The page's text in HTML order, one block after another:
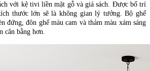
với kệ tivi liền mặt gỗ và giá sách. Được bố trí
thước lớn sẽ là không gian lý tưởng. Bộ ghế
đứng, đôn ghế màu cam và thảm màu xám sáng
cân bằng hơn.